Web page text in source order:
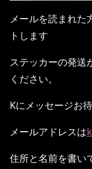
メールを読まれた
トします
ステッカーの発送
ください。
Kにメッセージお
メールアドレスは
住所と名前を書い